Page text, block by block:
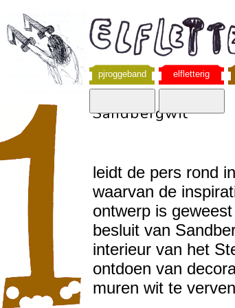
pjroggeband elfletterig
Sandbergwit
leidt de pers rond
waarvan de
ontwerp is
besluit van
interieur van het
ontdoen van
muren wit te